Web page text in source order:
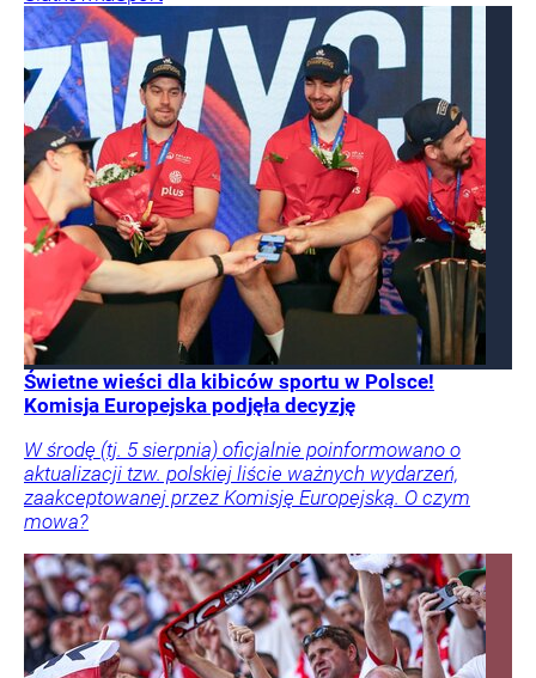
Świetne wieści dla kibiców sportu w Polsce!
Komisja Europejska podjęła decyzję
W środę (tj. 5 sierpnia) oficjalnie poinformowano o
aktualizacji tzw. polskiej liście ważnych wydarzeń,
zaakceptowanej przez Komisję Europejską. O czym
mowa?